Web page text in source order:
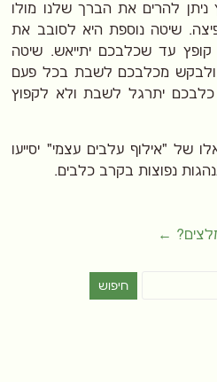
להרים את הברך שלנו מולו
שיטה נוספת היא לסובב את
קופץ עד שכלבכם יתייאש. שיטה
ולבקש מכלבכם לשבת בכל פעם
יתרגל לשבת ולא לקפוץ
של "אילוף עלבים עצמי" יסייעו
נפוצות בקרב כלבים.
←